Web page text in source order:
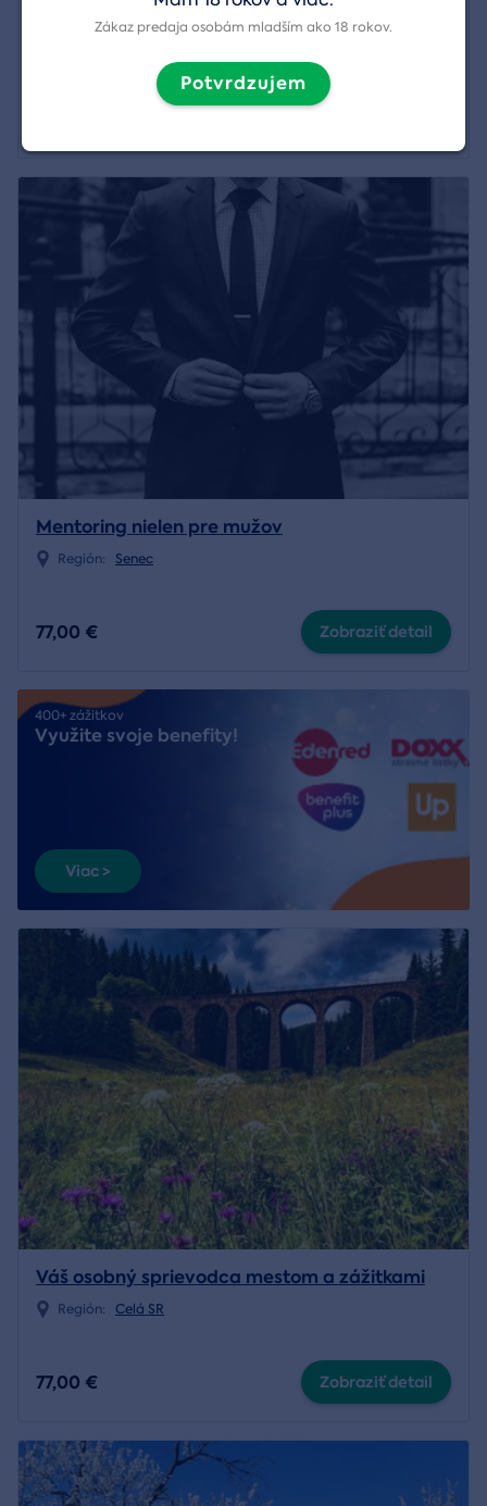
Spoločenský doprovod na akcie a aktivity
Mentoring nielen pre mužov
Región: Senec
77,00 € Zobraziť detail
400+ zážitkov
Využite svoje benefity!
Viac >
Váš osobný sprievodca mestom a zážitkami
Región: Celá SR
77,00 € Zobraziť detail
Zákaz predaja osobám mladším ako 18 rokov.
Potvrdzujem